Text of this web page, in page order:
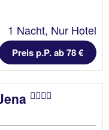
1 Nacht, Nur Hotel
Preis p.P. ab 78 €